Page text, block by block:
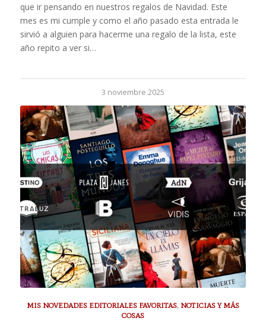
que ir pensando en nuestros regalos de Navidad. Este
mes es mi cumple y como el año pasado esta entrada le
sirvió a alguien para hacerme una regalo de la lista, este
año repito a ver si…
3 noviembre 2025
MIS NOVEDADES EDITORIALES FAVORITAS, NOTICIAS Y MÁS
COSAS